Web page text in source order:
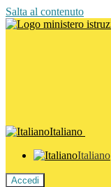
Salta al contenuto
Italiano
Italiano
Accedi